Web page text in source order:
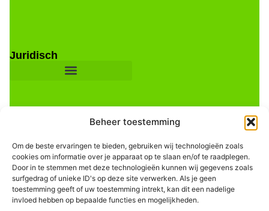
Beheer toestemming
Om de beste ervaringen te bieden, gebruiken wij technologieën zoals
cookies om informatie over je apparaat op te slaan en/of te raadplegen.
Door in te stemmen met deze technologieën kunnen wij gegevens zoals
surfgedrag of unieke ID's op deze site verwerken. Als je geen
toestemming geeft of uw toestemming intrekt, kan dit een nadelige
invloed hebben op bepaalde functies en mogelijkheden.
Juridisch
Informatie